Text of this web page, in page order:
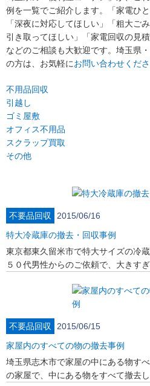
例を一覧でご紹介します。「家電ひ
「深夜に対応してほしい」「粗大ご
引き取ってほしい」「家電回収の見
などのご相談も大歓迎です。埼玉県
の方は、お気軽にお問い合わせくだ
不用品回収
引越し
ゴミ屋敷
オフィス不用品
スクラップ買取
その他
不要品回収
2015/06/16
特大冷蔵庫の撤去・回収事例
東京都東久留米市で特大サイズの冷
５０代男性からのご依頼で、大きす
不要品回収
2015/06/15
家屋内のすべての物の撤去事例
埼玉県志木市で家屋の中にある物す
の家屋で、中にある物をすべて撤去